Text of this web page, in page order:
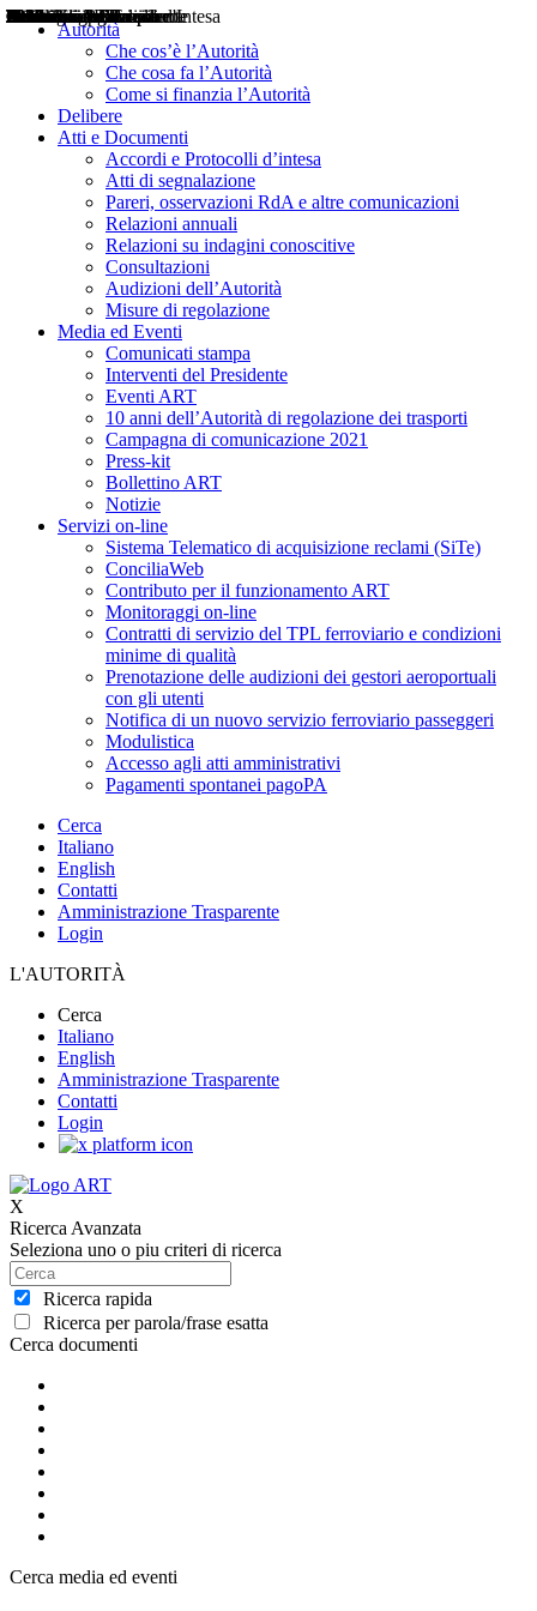
Autorità
Che cos’è l’Autorità
Che cosa fa l’Autorità
Come si finanzia l’Autorità
Delibere
Atti e Documenti
Accordi e Protocolli d’intesa
Atti di segnalazione
Pareri, osservazioni RdA e altre comunicazioni
Relazioni annuali
Relazioni su indagini conoscitive
Consultazioni
Audizioni dell’Autorità
Misure di regolazione
Media ed Eventi
Comunicati stampa
Interventi del Presidente
Eventi ART
10 anni dell’Autorità di regolazione dei trasporti
Campagna di comunicazione 2021
Press-kit
Bollettino ART
Notizie
Servizi on-line
Sistema Telematico di acquisizione reclami (SiTe)
ConciliaWeb
Contributo per il funzionamento ART
Monitoraggi on-line
Contratti di servizio del TPL ferroviario e condizioni
minime di qualità
Prenotazione delle audizioni dei gestori aeroportuali
con gli utenti
Notifica di un nuovo servizio ferroviario passeggeri
Modulistica
Accesso agli atti amministrativi
Pagamenti spontanei pagoPA
Cerca
Italiano
English
Contatti
Amministrazione Trasparente
Login
L'AUTORITÀ
Cerca
Italiano
English
Amministrazione Trasparente
Contatti
Login
X
Ricerca Avanzata
Seleziona uno o piu criteri di ricerca
Ricerca rapida
Ricerca per parola/frase esatta
Cerca documenti
Delibere
Pareri
Consultazioni
Audizioni
Atti di Segnalazione
Accordi e Protocolli d'Intesa
Relazioni annuali
Misure di regolazione
Cerca media ed eventi
Notizie
Comunicati Stampa
Bollettini ART
Convegni ART
Interviste del Presidente
Articoli in primo piano
Interventi del Presidente
2004
2005
2010
2013
2014
2015
2016
2017
2018
2019
202
2020
2021
2022
2023
2024
2025
2026
Aereo
Marittimo
Terrestre